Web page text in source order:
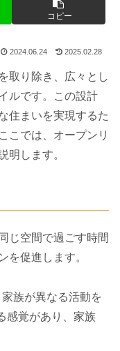
コピー
2024.06.24 2025.02.28
取り除き、広々とし
ルです。この設計
住まいを実現するた
こでは、オープンリ
明します。
じ空間で過ごす時間
を促進します。
族が異なる活動を
感覚があり、家族